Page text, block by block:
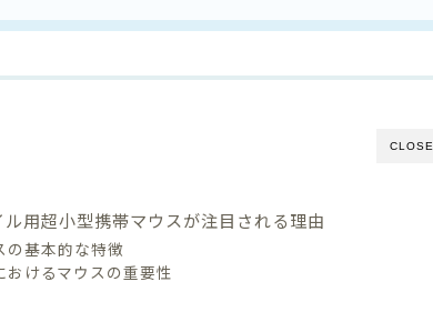
CLOSE
用超小型携帯マウスが注目される理由
の基本的な特徴
おけるマウスの重要性